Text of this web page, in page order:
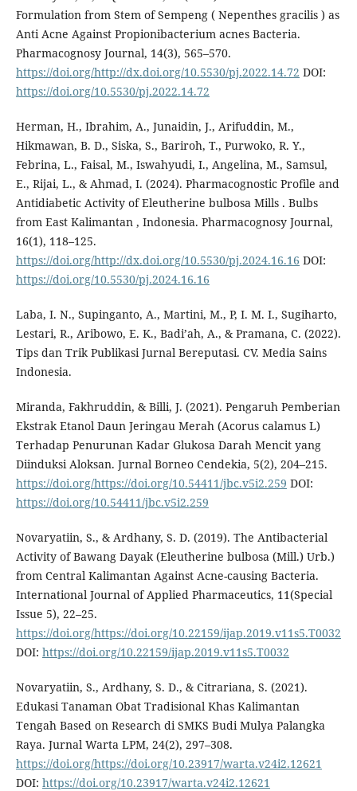
Formulation from Stem of Sempeng ( Nepenthes gracilis ) as
Anti Acne Against Propionibacterium acnes Bacteria.
Pharmacognosy Journal, 14(3), 565–570.
https://doi.org/http://dx.doi.org/10.5530/pj.2022.14.72 DOI:
https://doi.org/10.5530/pj.2022.14.72
Herman, H., Ibrahim, A., Junaidin, J., Arifuddin, M.,
Hikmawan, B. D., Siska, S., Bariroh, T., Purwoko, R. Y.,
Febrina, L., Faisal, M., Iswahyudi, I., Angelina, M., Samsul,
E., Rijai, L., & Ahmad, I. (2024). Pharmacognostic Profile and
Antidiabetic Activity of Eleutherine bulbosa Mills . Bulbs
from East Kalimantan , Indonesia. Pharmacognosy Journal,
16(1), 118–125.
https://doi.org/http://dx.doi.org/10.5530/pj.2024.16.16 DOI:
https://doi.org/10.5530/pj.2024.16.16
Laba, I. N., Supinganto, A., Martini, M., P, I. M. I., Sugiharto,
Lestari, R., Aribowo, E. K., Badi’ah, A., & Pramana, C. (2022).
Tips dan Trik Publikasi Jurnal Bereputasi. CV. Media Sains
Indonesia.
Miranda, Fakhruddin, & Billi, J. (2021). Pengaruh Pemberian
Ekstrak Etanol Daun Jeringau Merah (Acorus calamus L)
Terhadap Penurunan Kadar Glukosa Darah Mencit yang
Diinduksi Aloksan. Jurnal Borneo Cendekia, 5(2), 204–215.
https://doi.org/https://doi.org/10.54411/jbc.v5i2.259 DOI:
https://doi.org/10.54411/jbc.v5i2.259
Novaryatiin, S., & Ardhany, S. D. (2019). The Antibacterial
Activity of Bawang Dayak (Eleutherine bulbosa (Mill.) Urb.)
from Central Kalimantan Against Acne-causing Bacteria.
International Journal of Applied Pharmaceutics, 11(Special
Issue 5), 22–25.
https://doi.org/https://doi.org/10.22159/ijap.2019.v11s5.T0032
DOI: https://doi.org/10.22159/ijap.2019.v11s5.T0032
Novaryatiin, S., Ardhany, S. D., & Citrariana, S. (2021).
Edukasi Tanaman Obat Tradisional Khas Kalimantan
Tengah Based on Research di SMKS Budi Mulya Palangka
Raya. Jurnal Warta LPM, 24(2), 297–308.
https://doi.org/https://doi.org/10.23917/warta.v24i2.12621
DOI: https://doi.org/10.23917/warta.v24i2.12621